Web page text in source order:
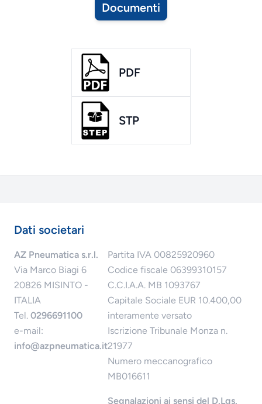
Documenti
PDF
STP
Dati societari
AZ Pneumatica s.r.l.
Via Marco Biagi 6
20826 MISINTO -
ITALIA
Tel. 0296691100
e-mail:
info@azpneumatica.it
Partita IVA 00825920960
Codice fiscale 06399310157
C.C.I.A.A. MB 1093767
Capitale Sociale EUR 10.400,00
interamente versato
Iscrizione Tribunale Monza n.
21977
Numero meccanografico
MB016611
Segnalazioni ai sensi del D.Lgs.